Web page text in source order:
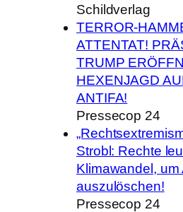
Schildverlag
TERROR-
ATTENTAT!
TRUMP
HEXENJAGD
ANTIFA!
Pressecop 24
Strobl: Rechte
Klimawandel, um
auszulöschen!
Pressecop 24